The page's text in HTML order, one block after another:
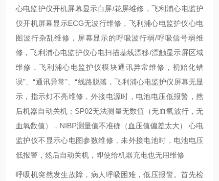
心电监护仪开机屏幕显示白屏/花屏维修，飞利浦心电监护
仪开机屏幕显示ECG无波行维修，飞利浦心电监护仪心电
图波行杂乱维修，屏幕显示的呼吸波行弱/呼吸信号弱维
修，飞利浦心电监护仪心电扫描基线漂移/漂触显示屏区域
维修，飞利浦心电监护仪模块通讯异常维修，初始化错
误"、“通讯异常"、“线路脱落，飞利浦心电监护仪屏幕无显
示，指示灯不亮维修，外接电源时，电池电压低报警，然
后机器自动关机；SP02无法测量无数值（无血氧波行，无
血氧数值），NIBP测量值不准确（血压值偏差太大） 心电
监护仪不显示心电图参数维修，未外接电池时，电池电压
低报警，然后自动关机，即使给机器充电也无用维修
呼吸机突然发生故障，病人呼吸困难，低压报警。首先检